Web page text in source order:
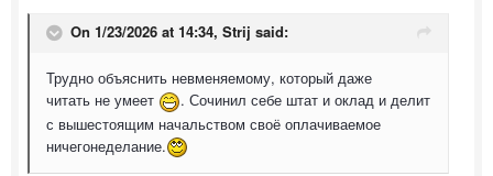
On 1/23/2026 at 14:34, Strij said:
Трудно объяснить невменяемому, который даже
читать не умеет
. Сочинил себе штат и оклад и делит
с вышестоящим начальством своё оплачиваемое
ничегонеделание.